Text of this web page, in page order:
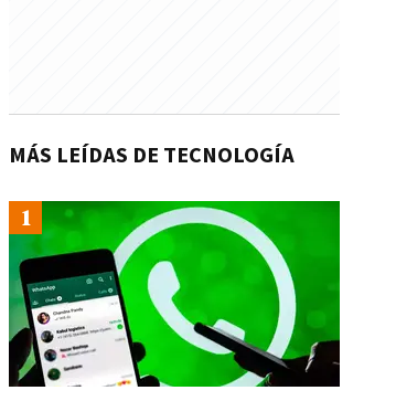
MÁS LEÍDAS DE TECNOLOGÍA